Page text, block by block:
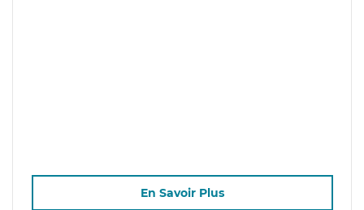
En Savoir Plus